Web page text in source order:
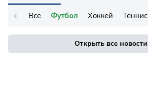
Все Футбол Хоккей Теннис
Открыть все новости